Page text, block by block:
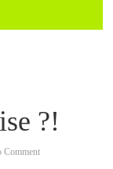
?!
Comment